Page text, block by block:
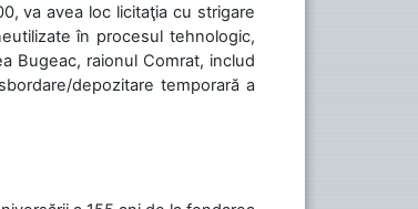
va avea loc licitaţia cu strigare
în procesul tehnologic,
Bugeac, raionul Comrat, includ
depozitare temporară a